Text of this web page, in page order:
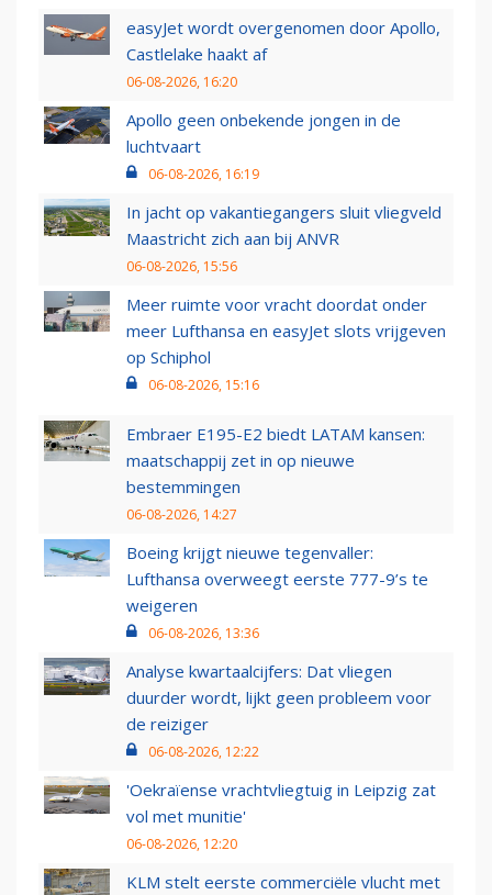
easyJet wordt overgenomen door Apollo,
Castlelake haakt af
06-08-2026, 16:20
Apollo geen onbekende jongen in de
luchtvaart
06-08-2026, 16:19
In jacht op vakantiegangers sluit vliegveld
Maastricht zich aan bij ANVR
06-08-2026, 15:56
Meer ruimte voor vracht doordat onder
meer Lufthansa en easyJet slots vrijgeven
op Schiphol
06-08-2026, 15:16
Embraer E195-E2 biedt LATAM kansen:
maatschappij zet in op nieuwe
bestemmingen
06-08-2026, 14:27
Boeing krijgt nieuwe tegenvaller:
Lufthansa overweegt eerste 777-9’s te
weigeren
06-08-2026, 13:36
Analyse kwartaalcijfers: Dat vliegen
duurder wordt, lijkt geen probleem voor
de reiziger
06-08-2026, 12:22
'Oekraïense vrachtvliegtuig in Leipzig zat
vol met munitie'
06-08-2026, 12:20
KLM stelt eerste commerciële vlucht met